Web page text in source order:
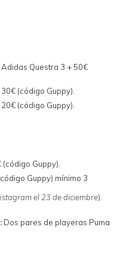
Questra 3 + 50€
(código Guppy).
(código Guppy).
Guppy).
Guppy) mínimo 3
el 23 de diciembre).
Dos pares de playeras Puma